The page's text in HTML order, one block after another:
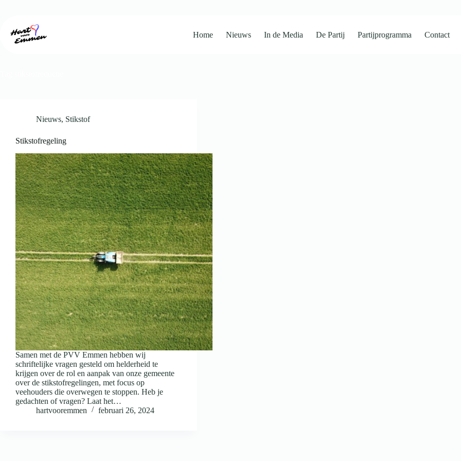
inhoud
Home Nieuws In de Media De Partij Partijprogramma Contact
Nieuws, Stikstof
Stikstofregeling
Samen met de PVV Emmen hebben wij
schriftelijke vragen gesteld om helderheid te
krijgen over de rol en aanpak van onze gemeente
over de stikstofregelingen, met focus op
veehouders die overwegen te stoppen. Heb je
gedachten of vragen? Laat het…
hartvooremmen
februari 26, 2024